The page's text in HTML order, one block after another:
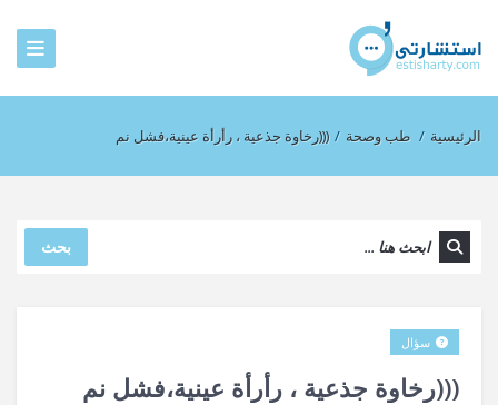
الرئيسية / طب وصحة / (((رخاوة جذعية ، رأرأة عينية،فشل نم
بحث
(((رخاوة جذعية ، رأرأة عينية،فشل نم
سؤال